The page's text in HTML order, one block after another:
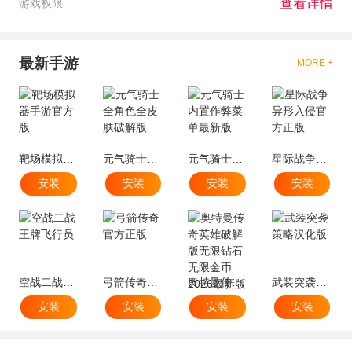
游戏权限 查看详情
最新手游 MORE +
安装
安装
元气骑士内置作弊菜单最新版
安装
安装
空战二战王牌飞行员
安装
安装
奥特曼传奇英雄破解版无限钻石无限金币2026最新版
安装
安装